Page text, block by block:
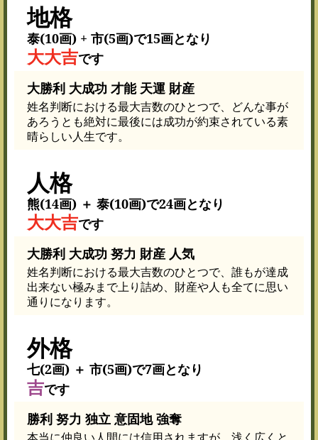
地格
泰(10画) + 市(5画)で15画となり
大大吉です
大勝利 大成功 才能 天運 財産
姓名判断における最大吉数のひとつで、どんな事が
あろうとも絶対に最後には成功が約束されている素
晴らしい人生です。
人格
熊(14画) ＋ 泰(10画)で24画となり
大大吉です
大勝利 大成功 努力 財産 人気
姓名判断における最大吉数のひとつで、誰もが達成
出来ない極みまで上り詰め、財産や人も全てに思い
通りになります。
外格
七(2画) ＋ 市(5画)で7画となり
吉です
勝利 努力 独立 意固地 強奪